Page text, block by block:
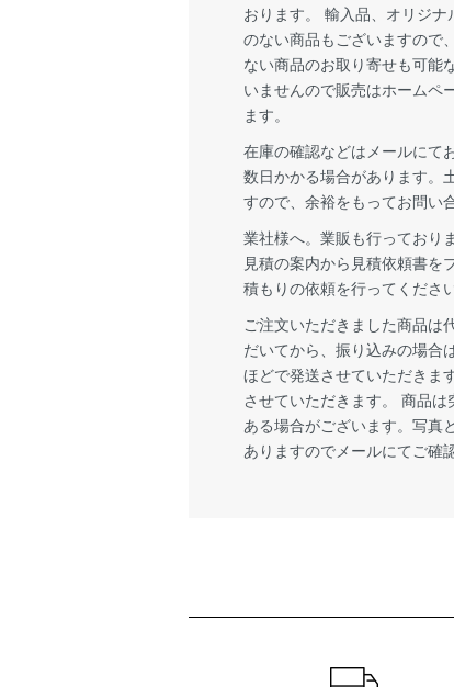
おります。 輸入品、オリジ
のない商品もございますので
ない商品のお取り寄せも可能
いませんので販売はホームペ
ます。
在庫の確認などはメールにて
数日かかる場合があります。
すので、余裕をもってお問い
業社様へ。業販も行っており
見積の案内から見積依頼書を
積もりの依頼を行ってください
ご注文いただきました商品は
だいてから、振り込みの場合
ほどで発送させていただきま
させていただきます。 商品
ある場合がございます。写真
ありますのでメールにてご確